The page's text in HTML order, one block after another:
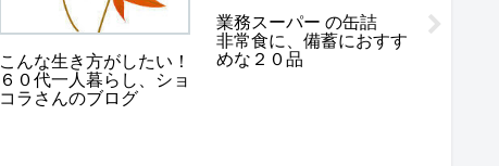
こんな生き方がしたい！
６０代一人暮らし、ショ
コラさんのブログ
業務スーパー の缶詰
非常食に、備蓄におすす
めな２０品
業務ス